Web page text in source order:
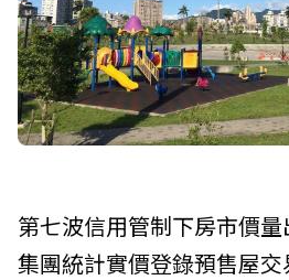
第七波信用管制下房市價
集團統計實價登錄預售屋